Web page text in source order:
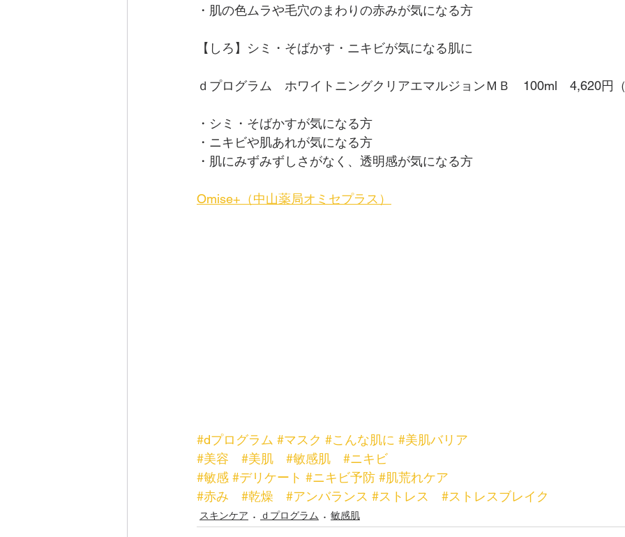
・肌の色ムラや毛穴のまわりの赤みが気になる方
【しろ】シミ・そばかす・ニキビが気になる肌に
ｄプログラム　ホワイトニングクリアエマルジョンＭＢ　100ml　4,620円
・シミ・そばかすが気になる方
・ニキビや肌あれが気になる方
・肌にみずみずしさがなく、透明感が気になる方
Omise+（中山薬局オミセプラス）
#dプログラム #マスク #こんな肌に #美肌バリア
#美容
#美肌 #敏感肌
#ニキビ
#敏感 #デリケート #ニキビ予防 #肌荒れケア
#赤み
#乾燥 #アンバランス #ストレス #ストレスブレイク
スキンケア ｄプログラム 敏感肌